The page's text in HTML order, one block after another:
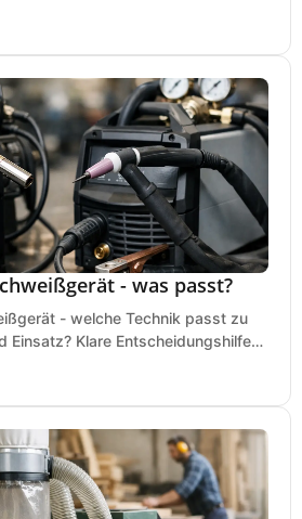
- was passt?
- welche Technik passt zu
Einsatz? Klare Entscheidungshilfe